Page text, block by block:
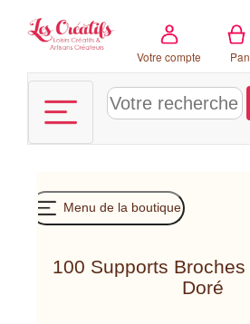
Votre compte
Menu de la boutique
100 Supports Broches
Doré